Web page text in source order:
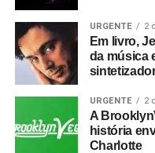
URGENTE 2
Em livro,
da música
URGENTE 2
A
história
Charlotte